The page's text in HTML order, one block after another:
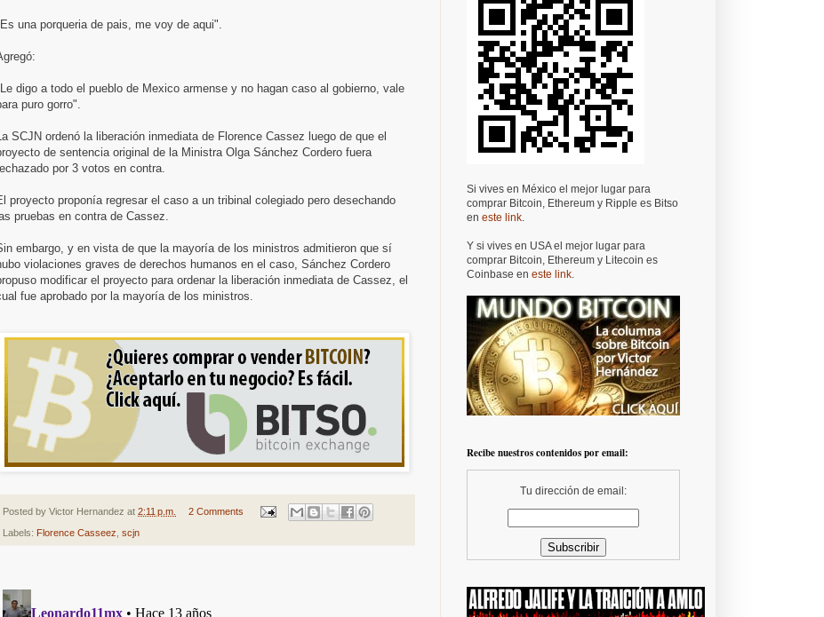
una porqueria de pais, me voy de aqui".
digo a todo el pueblo de Mexico armense y no hagan caso al gobierno, vale
puro gorro".
SCJN ordenó la liberación inmediata de Florence Cassez luego de que el
de sentencia original de la Ministra Olga Sánchez Cordero fuera
por 3 votos en contra.
proyecto proponía regresar el caso a un tribinal colegiado pero desechando
pruebas en contra de Cassez.
embargo, y en vista de que la mayoría de los ministros admitieron que sí
violaciones graves de derechos humanos en el caso, Sánchez Cordero
modificar el proyecto para ordenar la liberación inmediata de Cassez, el
fue aprobado por la mayoría de los ministros.
Posted by Victor Hernandez at 2:11 p.m. 2 Comments
Labels: Florence Casseez scjn
Si vives en México el mejor lugar para
comprar Bitcoin, Ethereum y Ripple es Bitso
en este link.
Y si vives en USA el mejor lugar para
comprar Bitcoin, Ethereum y Litecoin es
Coinbase en este link.
Recibe nuestros contenidos por email:
Tu dirección de email: